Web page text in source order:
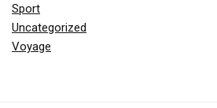
Sport
Uncategorized
Voyage